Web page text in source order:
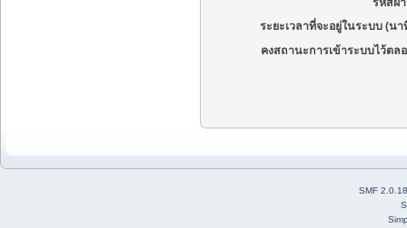
รหัสผ่
ระยะเวลาที่จะอยู่ในระบบ (นา
คงสถานะการเข้าระบบไว้ตล
SMF 2.0.18